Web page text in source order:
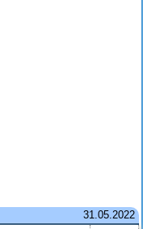
31.05.2022